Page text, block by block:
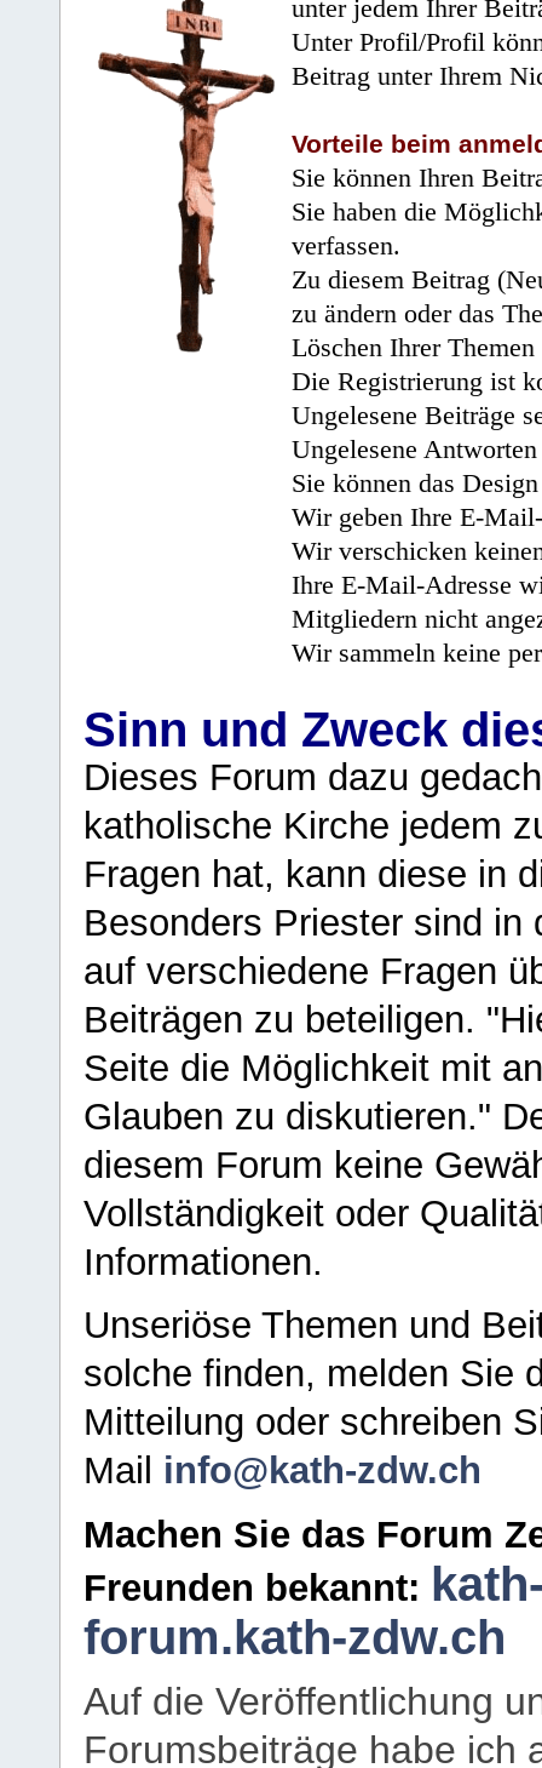
unter jedem Ihrer
Unter Profil/Profil
Beitrag unter Ihrem
Vorteile beim
Sie können Ihren
Sie haben die
verfassen.
Zu diesem Beitrag
zu ändern oder das
Löschen Ihrer
Die Registrierung ist
Ungelesene Beiträge
Ungelesene
Sie können das
Wir geben Ihre E-
Wir verschicken
Ihre E-Mail-Adresse
Mitgliedern nicht
Wir sammeln keine
Sinn und Zweck
Dieses Forum dazu
katholische Kirche jedem
Fragen hat, kann diese in
Besonders Priester sind in
auf verschiedene Fragen
Beiträgen zu beteiligen.
Seite die Möglichkeit mit
Glauben zu diskutieren."
diesem Forum keine
Vollständigkeit oder
Informationen.
Unseriöse Themen und
solche finden, melden Sie
Mitteilung oder schreiben
Mail info@kath-zdw.ch
Machen Sie das Forum
Freunden bekannt:
forum.kath-zdw.ch
Auf die Veröffentlichung
Forumsbeiträge habe ich